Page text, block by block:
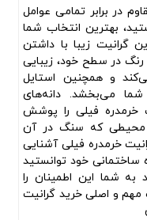
در برابر تمامی عوامل
بهترین انتخاب شما
گرانیت زیبا با داشتن
رنگ در سطح خود، زیبایی
و همچنین استایل
می‌بخشد. دانه‌های
فیلی را پوشش
محیطی که سنگ در آن
خرمدره فیلی آشنایی
ساختمانی خود توانستید
به شما این اطمینان را
و اصلی خرید گرانیت